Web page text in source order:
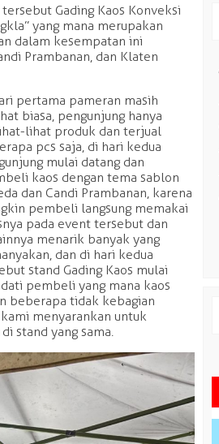
Gading Kaos Konveksi
yang mana merupakan
dalam kesempatan ini
Prambanan, dan Klaten
pertama pameran masih
biasa, pengunjung hanya
lihat produk dan terjual
pcs saja, di hari kedua
mulai datang dan
kaos dengan tema sablon
dan Candi Prambanan, karena
pembeli langsung memakai
pada event tersebut dan
menarik banyak yang
dan di hari kedua
stand Gading Kaos mulai
pembeli yang mana kaos
beberapa tidak kebagian
menyarankan untuk
stand yang sama.
Antonio
bagus.. sablon mantul..
Allah amanah ( saya sdh
jauh2 dari
- kaltara) Semangat
pak,